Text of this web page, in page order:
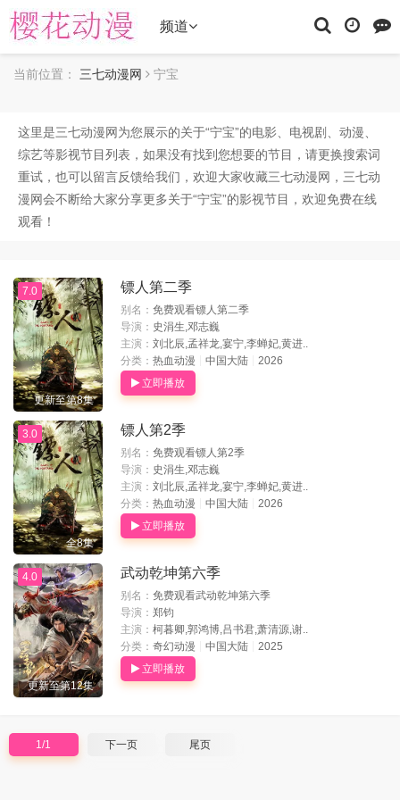
频道
当前位置： 三七动漫网 宁宝
这里是三七动漫网为您展示的关于“宁宝”的电影、电视剧、动漫、
综艺等影视节目列表，如果没有找到您想要的节目，请更换搜索词
重试，也可以留言反馈给我们，欢迎大家收藏三七动漫网，三七动
漫网会不断给大家分享更多关于“宁宝”的影视节目，欢迎免费在线
观看！
7.0
更新至第8集
镖人第二季
别名： 免费观看镖人第二季
导演： 史涓生,邓志巍
主演： 刘北辰,孟祥龙,宴宁,李蝉妃,黄进..
分类： 热血动漫 中国大陆
2026
立即播放
3.0
全8集
镖人第2季
别名： 免费观看镖人第2季
导演： 史涓生,邓志巍
主演： 刘北辰,孟祥龙,宴宁,李蝉妃,黄进..
分类： 热血动漫 中国大陆
2026
立即播放
4.0
更新至第12集
武动乾坤第六季
别名： 免费观看武动乾坤第六季
导演： 郑钧
主演： 柯暮卿,郭鸿博,吕书君,萧清源,谢..
分类： 奇幻动漫 中国大陆
2025
立即播放
1/1 下一页 尾页